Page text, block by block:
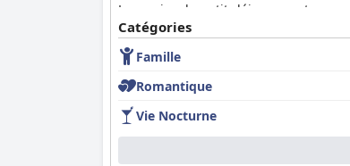
Le service du petit-déjeuner est
options sans gluten et végétales.
un excellent début de journée.
Les expériences de dîner sont
soulignent des options de menu
agréables.
Les clients soulignent
contribuent à un séjour relaxant,
Catégories
Famille
Romantique
Vie Nocturne